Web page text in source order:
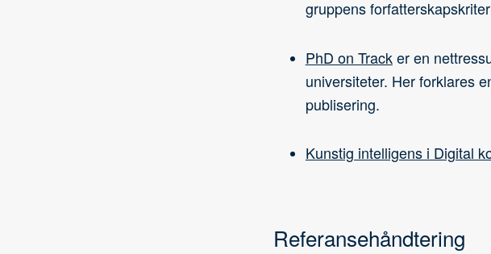
gruppens
PhD on Tracker en
universiteter. Her forklares
publisering.
Kunstig intelligens i Digital
Referansehåndtering